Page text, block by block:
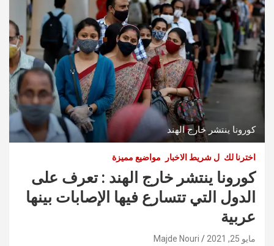
كورونا ينتشر خارج الهند
اخترنا لك ل شريط الاخبار مواضيع مميزة
كورونا ينتشر خارج الهند : تعرف على
الدول التي تتسارع فيها الإصابات بينها
عربية
مايو 25, 2021 Majde Nouri